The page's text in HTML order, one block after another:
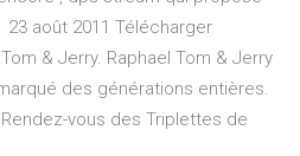
août 2011 Télécharger
& Jerry. Raphael Tom & Jerry
des générations entières.
vous des Triplettes de